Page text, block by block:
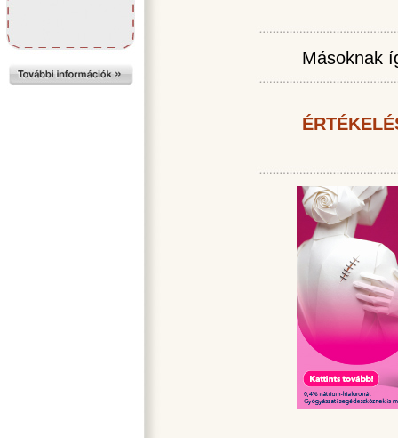
Másoknak